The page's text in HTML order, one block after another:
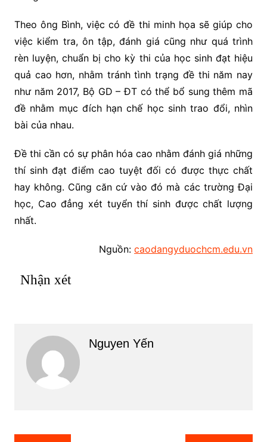
Theo ông Bình, việc có đề thi minh họa sẽ giúp cho
việc kiểm tra, ôn tập, đánh giá cũng như quá trình
rèn luyện, chuẩn bị cho kỳ thi của học sinh đạt hiệu
quả cao hơn, nhằm tránh tình trạng đề thi năm nay
như năm 2017, Bộ GD – ĐT có thể bổ sung thêm mã
đề nhằm mục đích hạn chế học sinh trao đổi, nhìn
bài của nhau.
Đề thi cần có sự phân hóa cao nhằm đánh giá những
thí sinh đạt điểm cao tuyệt đối có được thực chất
hay không. Cũng căn cứ vào đó mà các trường Đại
học, Cao đẳng xét tuyển thí sinh được chất lượng
nhất.
Nguồn:caodangyduochcm.edu.vn
Nhận xét
Nguyen Yến